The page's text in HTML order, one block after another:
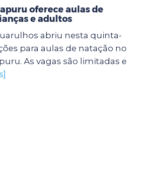
oferece aulas de
e adultos
abriu nesta quinta-
para aulas de natação no
As vagas são limitadas e